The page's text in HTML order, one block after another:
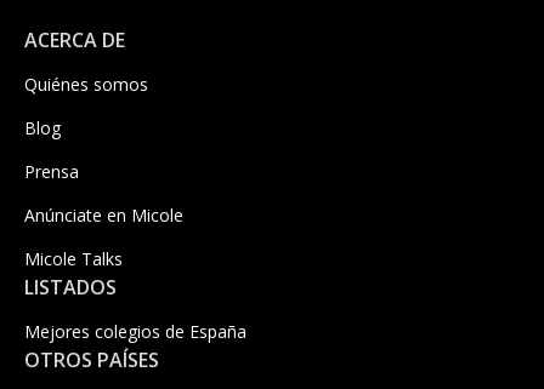
ACERCA DE
Quiénes somos
Blog
Prensa
Anúnciate en Micole
Micole Talks
LISTADOS
Mejores colegios de España
OTROS PAÍSES